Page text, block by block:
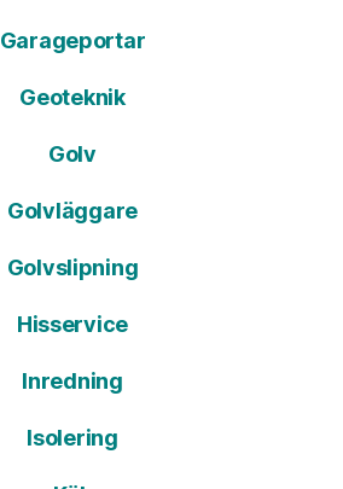
Garageportar
Geoteknik
Golv
Golvläggare
Golvslipning
Hisservice
Inredning
Isolering